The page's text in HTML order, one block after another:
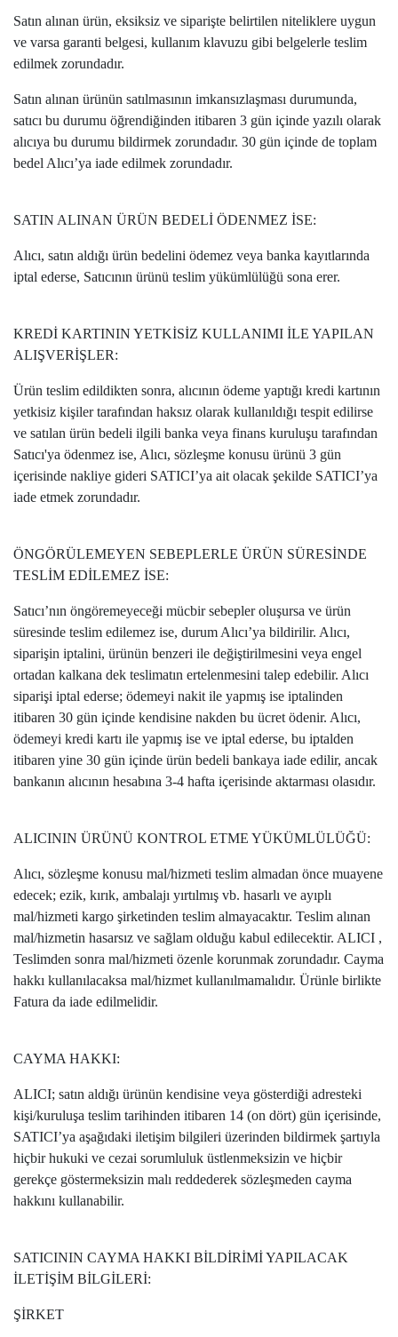
Satın alınan ürün, eksiksiz ve siparişte belirtilen niteliklere uygun
ve varsa garanti belgesi, kullanım klavuzu gibi belgelerle teslim
edilmek zorundadır.
Satın alınan ürünün satılmasının imkansızlaşması durumunda,
satıcı bu durumu öğrendiğinden itibaren 3 gün içinde yazılı olarak
alıcıya bu durumu bildirmek zorundadır. 30 gün içinde de toplam
bedel Alıcı’ya iade edilmek zorundadır.
SATIN ALINAN ÜRÜN BEDELİ ÖDENMEZ İSE:
Alıcı, satın aldığı ürün bedelini ödemez veya banka kayıtlarında
iptal ederse, Satıcının ürünü teslim yükümlülüğü sona erer.
KREDİ KARTININ YETKİSİZ KULLANIMI İLE YAPILAN
ALIŞVERİŞLER:
Ürün teslim edildikten sonra, alıcının ödeme yaptığı kredi kartının
yetkisiz kişiler tarafından haksız olarak kullanıldığı tespit edilirse
ve satılan ürün bedeli ilgili banka veya finans kuruluşu tarafından
Satıcı'ya ödenmez ise, Alıcı, sözleşme konusu ürünü 3 gün
içerisinde nakliye gideri SATICI’ya ait olacak şekilde SATICI’ya
iade etmek zorundadır.
ÖNGÖRÜLEMEYEN SEBEPLERLE ÜRÜN SÜRESİNDE
TESLİM EDİLEMEZ İSE:
Satıcı’nın öngöremeyeceği mücbir sebepler oluşursa ve ürün
süresinde teslim edilemez ise, durum Alıcı’ya bildirilir. Alıcı,
siparişin iptalini, ürünün benzeri ile değiştirilmesini veya engel
ortadan kalkana dek teslimatın ertelenmesini talep edebilir. Alıcı
siparişi iptal ederse; ödemeyi nakit ile yapmış ise iptalinden
itibaren 30 gün içinde kendisine nakden bu ücret ödenir. Alıcı,
ödemeyi kredi kartı ile yapmış ise ve iptal ederse, bu iptalden
itibaren yine 30 gün içinde ürün bedeli bankaya iade edilir, ancak
bankanın alıcının hesabına 3-4 hafta içerisinde aktarması olasıdır.
ALICININ ÜRÜNÜ KONTROL ETME YÜKÜMLÜLÜĞÜ:
Alıcı, sözleşme konusu mal/hizmeti teslim almadan önce muayene
edecek; ezik, kırık, ambalajı yırtılmış vb. hasarlı ve ayıplı
mal/hizmeti kargo şirketinden teslim almayacaktır. Teslim alınan
mal/hizmetin hasarsız ve sağlam olduğu kabul edilecektir. ALICI ,
Teslimden sonra mal/hizmeti özenle korunmak zorundadır. Cayma
hakkı kullanılacaksa mal/hizmet kullanılmamalıdır. Ürünle birlikte
Fatura da iade edilmelidir.
CAYMA HAKKI:
ALICI; satın aldığı ürünün kendisine veya gösterdiği adresteki
kişi/kuruluşa teslim tarihinden itibaren 14 (on dört) gün içerisinde,
SATICI’ya aşağıdaki iletişim bilgileri üzerinden bildirmek şartıyla
hiçbir hukuki ve cezai sorumluluk üstlenmeksizin ve hiçbir
gerekçe göstermeksizin malı reddederek sözleşmeden cayma
hakkını kullanabilir.
SATICININ CAYMA HAKKI BİLDİRİMİ YAPILACAK
İLETİŞİM BİLGİLERİ:
ŞİRKET